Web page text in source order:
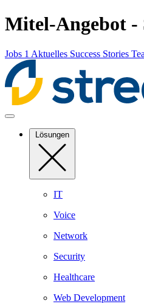
Mitel-Angebot -
Jobs 1 Aktuelles Success Stories
Lösungen
IT
Voice
Network
Security
Healthcare
Web Development